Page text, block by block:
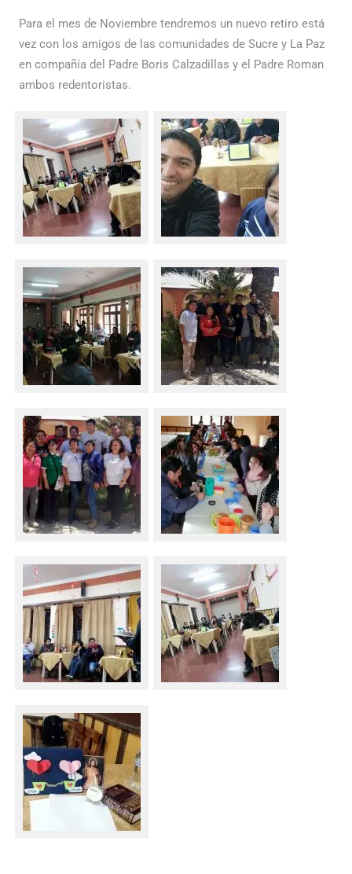
Para el mes de Noviembre tendremos un nuevo retiro está
vez con los amigos de las comunidades de Sucre y La Paz
en compañía del Padre Boris Calzadillas y el Padre Roman
ambos redentoristas.